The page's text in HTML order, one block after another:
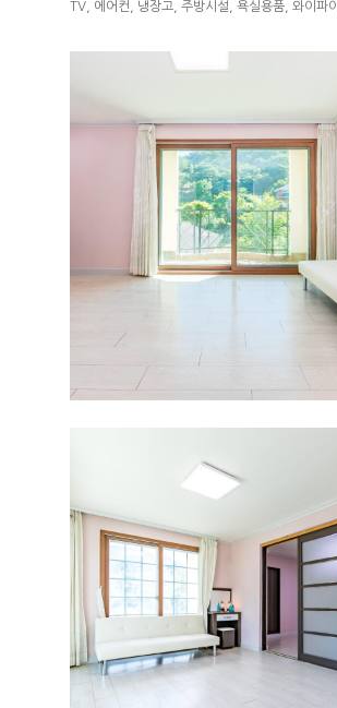
TV, 에어컨, 냉장고, 주방시설, 욕실용품, 와이파이